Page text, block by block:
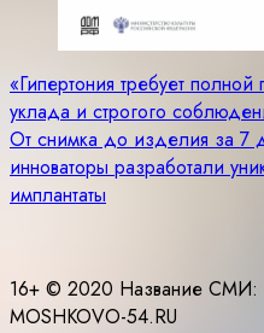
Навигация
по
записям
«Гипертония требует
уклада и строгого
От снимка до изделия за 7
инноваторы разработали
имплантаты
16+ © 2020 Название СМИ:
MOSHKOVO-54.RU